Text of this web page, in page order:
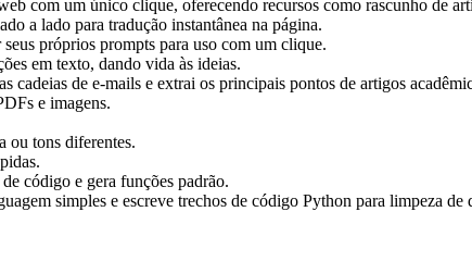
com um único clique, oferecendo recursos como rascunho de
a lado para tradução instantânea na página.
próprios prompts para uso com um clique.
em texto, dando vida às ideias.
cadeias de e-mails e extrai os principais pontos de artigos
e imagens.
ou tons diferentes.
código e gera funções padrão.
simples e escreve trechos de código Python para limpeza de